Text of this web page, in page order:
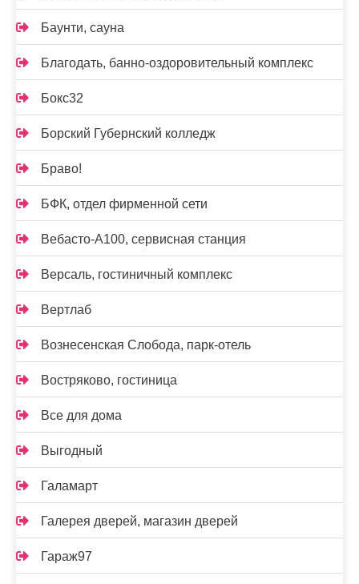
Баунти, сауна
Благодать, банно-оздоровительный комплекс
Бокс32
Борский Губернский колледж
Браво!
БФК, отдел фирменной сети
Вебасто-А100, сервисная станция
Версаль, гостиничный комплекс
Вертлаб
Вознесенская Слобода, парк-отель
Востряково, гостиница
Все для дома
Выгодный
Галамарт
Галерея дверей, магазин дверей
Гараж97